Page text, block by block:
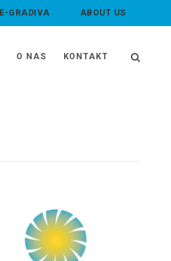
E-GRADIVA ABOUT US
O NAS KONTAKT